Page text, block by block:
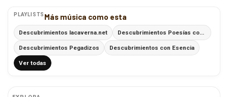
PLAYLISTS Más música como esta
Descubrimientos lacaverna.net
Descubrimientos Pegadizos Descubrimientos con Esencia
Ver todas